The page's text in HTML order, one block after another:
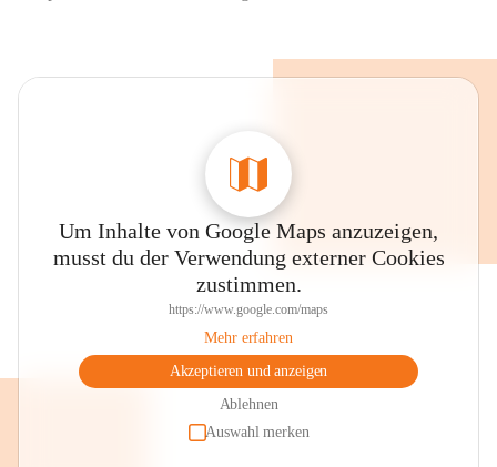
Um Inhalte von Google Maps anzuzeigen,
musst du der Verwendung externer Cookies
zustimmen.
https://www.google.com/maps
Mehr erfahren
Akzeptieren und anzeigen
Ablehnen
Auswahl merken